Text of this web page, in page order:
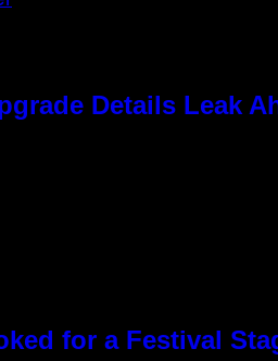
Details Leak
for a Festival